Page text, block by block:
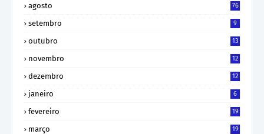
agosto 76
setembro 9
outubro 13
novembro 12
dezembro 12
janeiro 6
fevereiro 19
março 19